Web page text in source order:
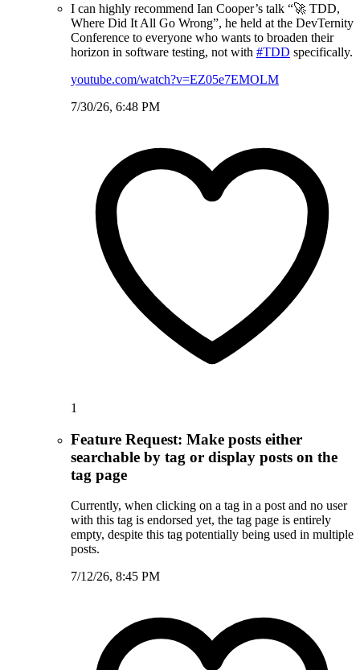
I can highly recommend Ian Cooper’s talk “🚀 TDD,
Where Did It All Go Wrong”, he held at the DevTernity
Conference to everyone who wants to broaden their
horizon in software testing, not with #TDD specifically.
youtube.com/watch?v=EZ05e7EMOLM
7/30/26, 6:48 PM
1
Feature Request: Make posts either
searchable by tag or display posts on the
tag page
Currently, when clicking on a tag in a post and no user
with this tag is endorsed yet, the tag page is entirely
empty, despite this tag potentially being used in multiple
posts.
7/12/26, 8:45 PM